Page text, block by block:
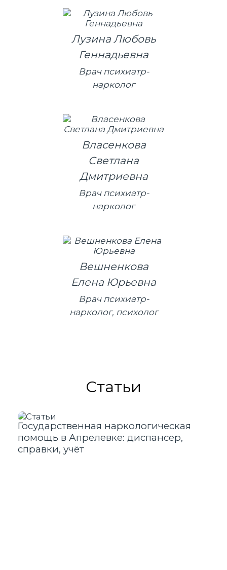
Лузина Любовь
Геннадьевна
Врач психиатр-
нарколог
Власенкова
Светлана
Дмитриевна
Врач психиатр-
нарколог
Вешненкова
Елена Юрьевна
Врач психиатр-
нарколог, психолог
Статьи
Государственная наркологическая
помощь в Апрелевке: диспансер,
справки, учёт